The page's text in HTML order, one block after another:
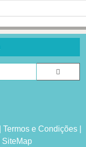
Termos e Condições|
SiteMap